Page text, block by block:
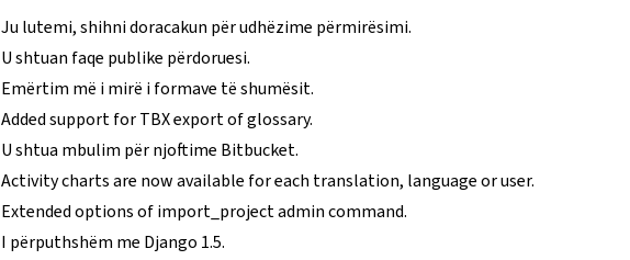
Ju lutemi, shihni doracakun për udhëzime përmirësimi.
U shtuan faqe publike përdoruesi.
Emërtim më i mirë i formave të shumësit.
Added support for TBX export of glossary.
U shtua mbulim për njoftime Bitbucket.
Activity charts are now available for each translation, language or user.
Extended options of import_project admin command.
I përputhshëm me Django 1.5.